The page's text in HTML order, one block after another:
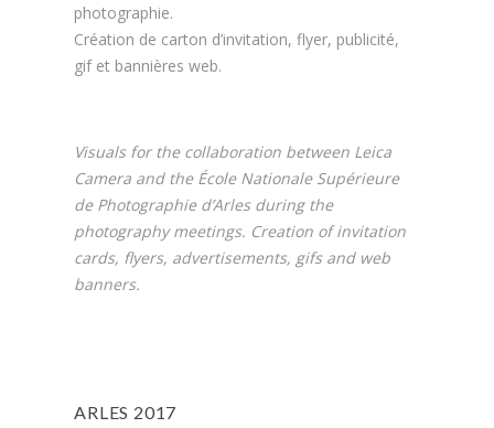
photographie.
Création de carton d’invitation, flyer, publicité,
gif et bannières web.
Visuals for the collaboration between Leica
Camera and the École Nationale Supérieure
de Photographie d’Arles during the
photography meetings. Creation of invitation
cards, flyers, advertisements, gifs and web
banners.
ARLES 2017